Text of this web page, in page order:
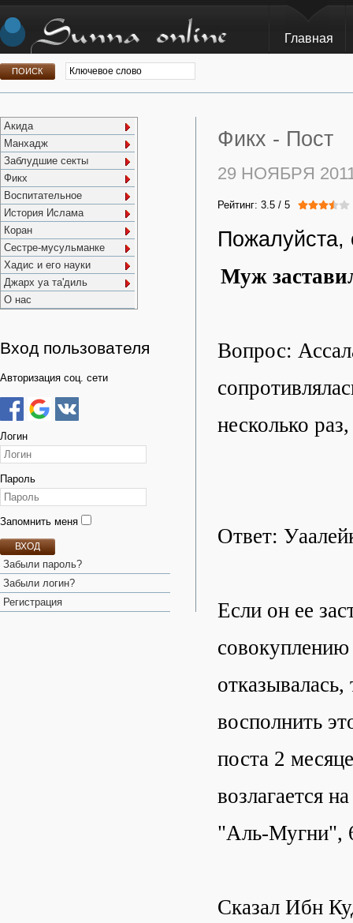
Главная
Акида
Манхадж
Заблудшие секты
Фикх
Воспитательное
История Ислама
Коран
Сестре-мусульманке
Хадис и его науки
Джарх уа та'диль
О нас
Вход пользователя
Авторизация соц. сети
Логин
Пароль
Запомнить меня
ВХОД
Забыли пароль?
Забыли логин?
Регистрация
Фикх - Пост
29 НОЯБРЯ
Рейтинг: 3.5 / 5
Пожалуйста,
Муж
Вопрос:
несколько
Ответ:
Если он ее
восполнить
поста 2
возлагается
"Аль-Мугни",
Сказал Ибн